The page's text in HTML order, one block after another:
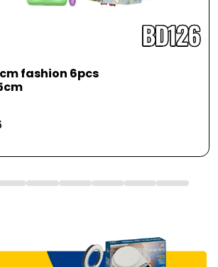
Formao de metal c/ cb